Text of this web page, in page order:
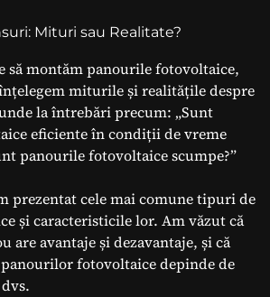
Mituri sau Realitate?
să montăm panourile fotovoltaice,
miturile și realitățile despre
la întrebări precum: „Sunt
eficiente în condiții de vreme
panourile fotovoltaice scumpe?”
prezentat cele mai comune tipuri de
și caracteristicile lor. Am văzut că
are avantaje și dezavantaje, și că
panourilor fotovoltaice depinde de